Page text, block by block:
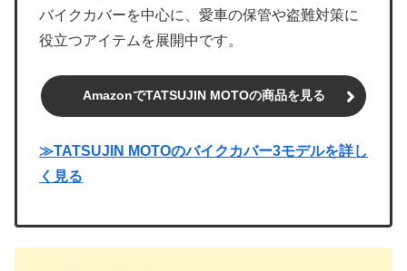
バイクカバーを中心に、愛車の保管や盗難対策に
役立つアイテムを展開中です。
AmazonでTATSUJIN MOTOの商品を見る
≫TATSUJIN MOTOのバイクカバー3モデルを詳し
く見る